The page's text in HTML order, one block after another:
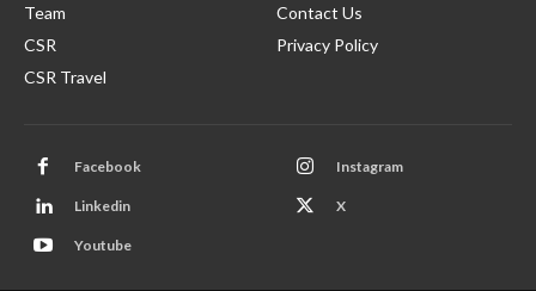
Team
CSR
CSR Travel
Contact Us
Privacy Policy
Facebook Instagram
Linkedin X
Youtube